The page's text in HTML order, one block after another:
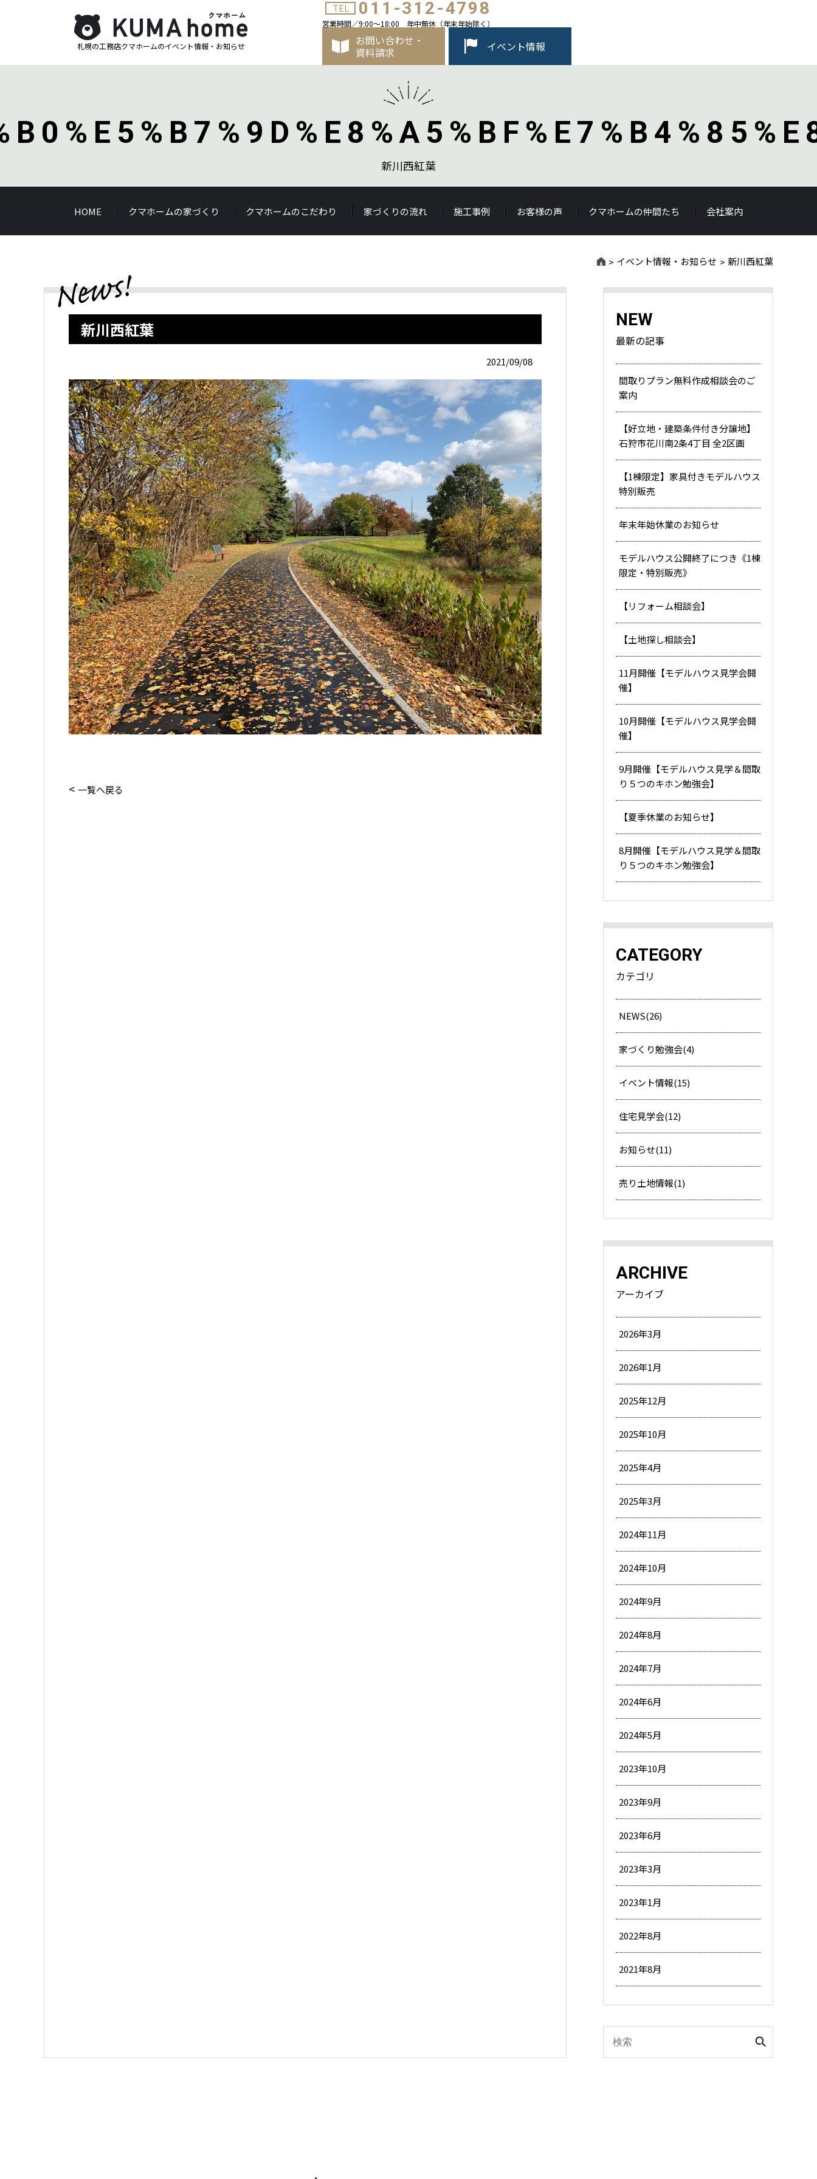
札幌の工務店クマホームのイベント情報・お知らせ
TEL 011-312-4798
営業時間／9:00～18:00 年中無休（年末年始除く）
お問い合わせ・
資料請求
イベント情報
新川西紅葉
HOME クマホームの家づくり クマホームのこだわり 家づくりの流れ 施工事例 お客様の声 クマホームの仲間たち 会社案内
イベント情報・お知らせ 新川西紅葉
新川西紅葉
2021/09/08
一覧へ戻る
NEW
最新の記事
間取りプラン無料作成相談会のご
案内
【好立地・建築条件付き分譲地】
石狩市花川南2条4丁目 全2区画
【1棟限定】家具付きモデルハウス
特別販売
年末年始休業のお知らせ
モデルハウス公開終了につき《1棟
限定・特別販売》
【リフォーム相談会】
【土地探し相談会】
11月開催【モデルハウス見学会開
催】
10月開催【モデルハウス見学会開
催】
9月開催【モデルハウス見学＆間取
り５つのキホン勉強会】
【夏季休業のお知らせ】
8月開催【モデルハウス見学＆間取
り５つのキホン勉強会】
CATEGORY
カテゴリ
NEWS(26)
家づくり勉強会(4)
イベント情報(15)
住宅見学会(12)
お知らせ(11)
売り土地情報(1)
ARCHIVE
アーカイブ
2026年3月
2026年1月
2025年12月
2025年10月
2025年4月
2025年3月
2024年11月
2024年10月
2024年9月
2024年8月
2024年7月
2024年6月
2024年5月
2023年10月
2023年9月
2023年6月
2023年3月
2023年1月
2022年8月
2021年8月